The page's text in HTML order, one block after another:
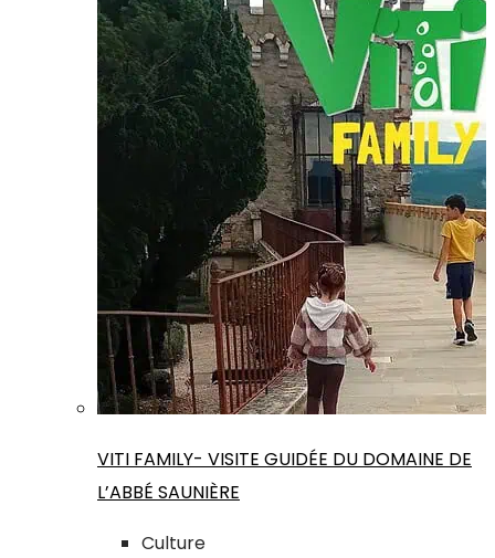
VITI FAMILY- VISITE GUIDÉE DU DOMAINE DE
L’ABBÉ SAUNIÈRE
Culture